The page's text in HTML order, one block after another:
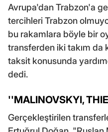
Avrupa'dan Trabzon'a
tercihleri Trabzon
bu rakamlara böyle bir
transferden iki takım da
taksit konusunda
dedi.
''MALINOVSKYI,
Gerçekleştirilen